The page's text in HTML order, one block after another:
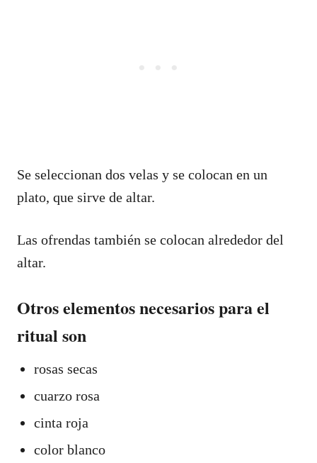
Se seleccionan dos velas y se colocan en un
plato, que sirve de altar.
Las ofrendas también se colocan alrededor del
altar.
Otros elementos necesarios para el
ritual son
rosas secas
cuarzo rosa
cinta roja
color blanco